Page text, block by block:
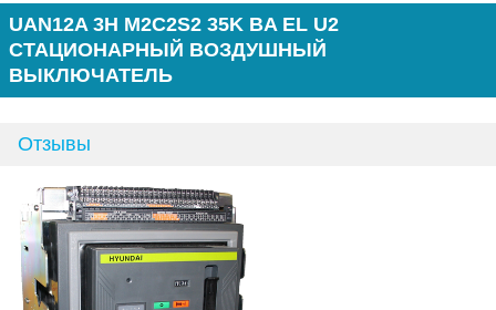
UAN12A 3H M2C2S2 35K BA EL U2
СТАЦИОНАРНЫЙ ВОЗДУШНЫЙ
ВЫКЛЮЧАТЕЛЬ
Отзывы